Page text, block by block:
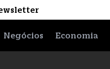
Negócios Economia